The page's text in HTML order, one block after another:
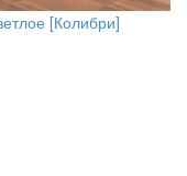
[Колибри]